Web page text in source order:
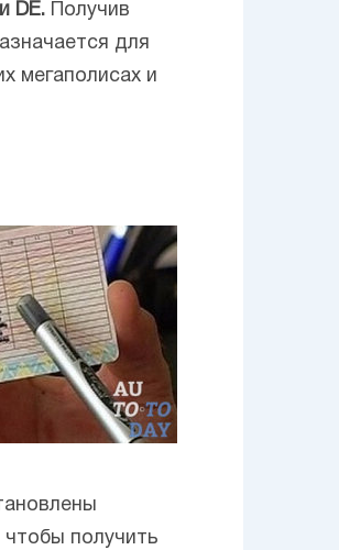
DE. Получив
для
мегаполисах и
получить